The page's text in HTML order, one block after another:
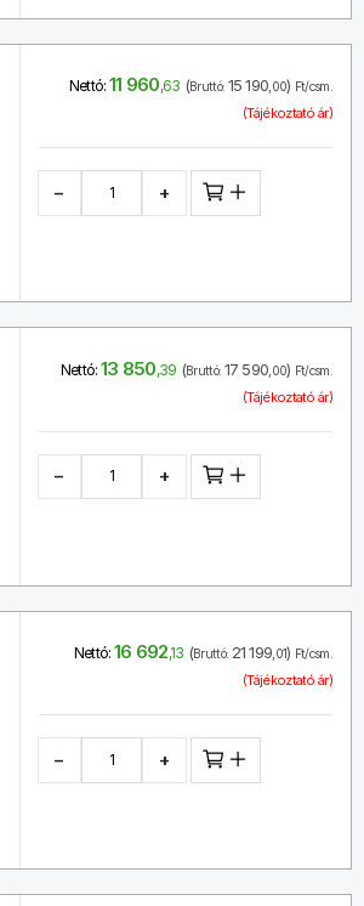
Nettó: 11 960,63 (Bruttó: 15 190,00) Ft/csm.
(Tájékoztató ár)
− +
Nettó: 13 850,39 (Bruttó: 17 590 ,00) Ft/csm.
(Tájékoztató ár)
− +
Nettó: 16 692,13 (Bruttó: 21 199,01) Ft/csm.
(Tájékoztató ár)
− +